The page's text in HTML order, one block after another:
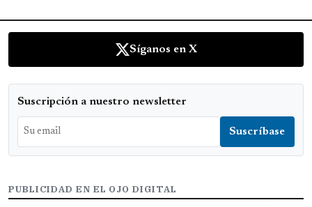
Síganos en X
Suscripción a nuestro newsletter
PUBLICIDAD EN EL OJO DIGITAL